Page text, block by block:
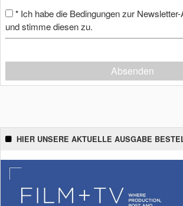
* Ich habe die Bedingungen zur
und stimme diesen zu.
Absenden
HIER UNSERE AKTUELLE AUSGABE